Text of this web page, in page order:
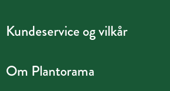
Kundeservice og vilkår
Om Plantorama